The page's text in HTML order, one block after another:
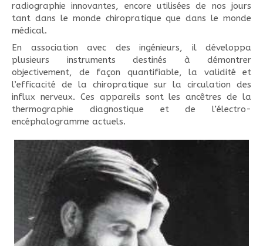
radiographie innovantes, encore utilisées de nos jours
tant dans le monde chiropratique que dans le monde
médical.
En association avec des ingénieurs, il développa
plusieurs instruments destinés à démontrer
objectivement, de façon quantifiable, la validité et
l’efficacité de la chiropratique sur la circulation des
influx nerveux. Ces appareils sont les ancêtres de la
thermographie diagnostique et de l’électro-
encéphalogramme actuels.